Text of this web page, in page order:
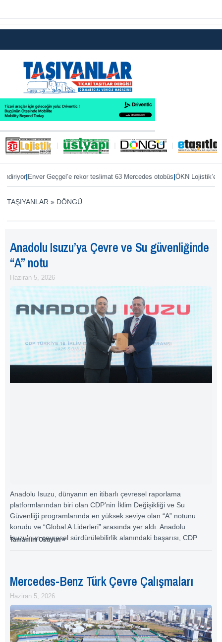
rekor teslimat 63 Mercedes otobüs|ÖKN Lojistik’e ilk Master Red EDITION
TAŞIYANLAR » DÖNGÜ
Anadolu Isuzu’ya Çevre ve Su güvenliğinde
“A” notu
Haziran 5, 2026
Anadolu Isuzu, dünyanın en itibarlı çevresel raporlama
platformlarından biri olan CDP’nin İklim Değişikliği ve Su
Güvenliği programlarında en yüksek seviye olan “A” notunu
korudu ve “Global A Liderleri” arasında yer aldı. Anadolu
Isuzu’nun çevresel sürdürülebilirlik alanındaki başarısı, CDP
Tamamını Okuyun »
Mercedes-Benz Türk Çevre Çalışmaları
Haziran 5, 2026